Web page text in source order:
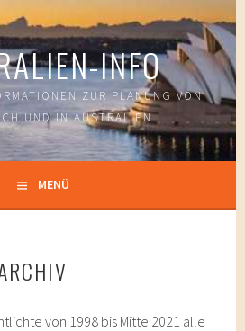
INFO
ZUR PLANUNG VON
UND IN AUSTRALIEN
MENÜ
von 1998 bis Mitte 2021 alle